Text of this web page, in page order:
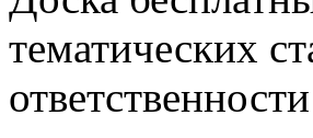
тематических